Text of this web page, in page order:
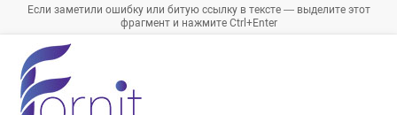
Если заметили ошибку или битую ссылку в тексте — выделите этот
фрагмент и нажмите Ctrl+Enter